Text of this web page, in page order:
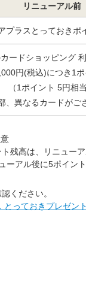
リニューアル前
プラスとっておきポ
ードショッピング
円(税込)につき1ポ
（1ポイント 5円相当
、異なるカードがご
高は、リニューア
アル後に5ポイン
ください。
っておきプレゼント